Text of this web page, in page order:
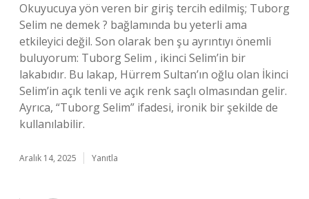
Okuyucuya yön veren bir giriş tercih edilmiş; Tuborg
Selim ne demek ? bağlamında bu yeterli ama
etkileyici değil. Son olarak ben şu ayrıntıyı önemli
buluyorum: Tuborg Selim , ikinci Selim’in bir
lakabıdır. Bu lakap, Hürrem Sultan’ın oğlu olan İkinci
Selim’in açık tenli ve açık renk saçlı olmasından gelir.
Ayrıca, “Tuborg Selim” ifadesi, ironik bir şekilde de
kullanılabilir.
Aralık 14, 2025 Yanıtla